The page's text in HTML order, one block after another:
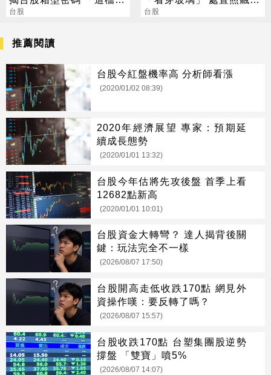
手腳要快
台股
漲停
台股
推薦閱讀
台股今紅盤機率高 分析師看漲
(2020/01/02 08:39)
2020年經濟展望 專家：預期延
續成長態勢
(2020/01/01 13:32)
台股今年估將先攻後盤 首季上看
12682點新高
(2020/01/01 10:01)
台股資金大轉彎？ 達人揭背後關
鍵：玩法完全不一樣
(2026/08/07 17:50)
台股開高走低收跌170點 網見外
資操作嘆：要反轉了嗎？
(2026/08/07 15:57)
台股收跌170點 台塑集團股逆勢
撐盤 「雙寶」噴5%
(2026/08/07 14:07)